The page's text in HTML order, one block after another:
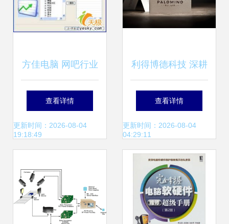
身影——IT桔子周
软硬件事件
方佳电脑 网吧行业
整体解决方案的管
理之道
查看详情
更新时间：2026-08-04
19:18:49
利得博德科技 深耕
计算机软硬件，赋
能数字未来
查看详情
更新时间：2026-08-04
04:29:11